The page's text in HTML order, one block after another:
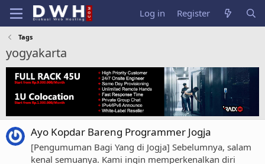
Log in Register
Tags
yogyakarta
Ayo Kopdar Bareng Programmer Jogja
[Pengumuman Bagi Yang di Jogja] Sebelumnya, salam
kenal semuanya. Kami ingin memperkenalkan diri